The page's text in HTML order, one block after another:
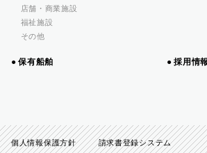
店舗・商業施設
福祉施設
その他
保有船舶 採用情報
個人情報保護方針 請求書登録システム